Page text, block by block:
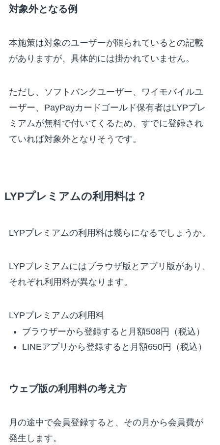
対象外となる例
本施策は対象のユーザーが限られているとの記載
がありますが、具体的には掛かれていません。
ただし、
ソフトバンクユーザー、ワイモバイルユ
ーザー、PayPayカードゴールド保有者はLYPプレ
ミアムが無料で付いてくるため、すでに登録され
ていれば対象外となりそうです。
LYPプレミアムの利用料は？
LYPプレミアムの利用料は幾らになるでしょうか。
LYPプレミアムにはブラウザ版とアプリ版があり、
それぞれ利用料が異なります。
LYPプレミアムの利用料
ブラウザーから登録すると月額508円（税込）
LINEアプリから登録すると月額650円（税込）
ウェブ版の利用料の考え方
月の途中で会員登録すると、その月から会員費が
発生します。